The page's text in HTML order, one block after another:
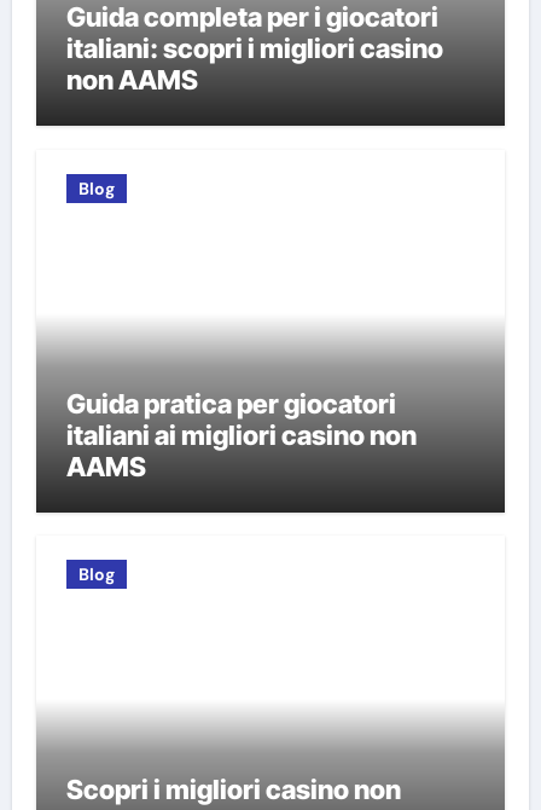
Guida completa per i giocatori
italiani: scopri i migliori casino
non AAMS
Blog
Guida pratica per giocatori
italiani ai migliori casino non
AAMS
Blog
Scopri i migliori casino non